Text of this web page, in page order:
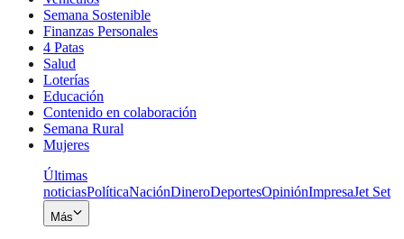
Semana Sostenible
Finanzas Personales
4 Patas
Salud
Loterías
Educación
Contenido en colaboración
Semana Rural
Mujeres
Últimas
noticiasPolíticaNaciónDineroDeportesOpiniónImpresaJet Set
Más